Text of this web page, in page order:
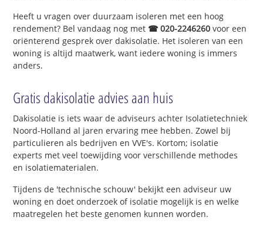
Heeft u vragen over duurzaam isoleren met een hoog
rendement? Bel vandaag nog met ☎ 020-2246260 voor een
oriënterend gesprek over dakisolatie. Het isoleren van een
woning is altijd maatwerk, want iedere woning is immers
anders.
Gratis dakisolatie advies aan huis
Dakisolatie is iets waar de adviseurs achter Isolatietechniek
Noord-Holland al jaren ervaring mee hebben. Zowel bij
particulieren als bedrijven en VVE's. Kortom; isolatie
experts met veel toewijding voor verschillende methodes
en isolatiematerialen.
Tijdens de 'technische schouw' bekijkt een adviseur uw
woning en doet onderzoek of isolatie mogelijk is en welke
maatregelen het beste genomen kunnen worden.